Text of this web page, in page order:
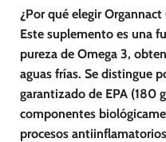
¿Por qué elegir
Este suplemento es una
pureza de Omega 3,
aguas frías. Se distingue
garantizado de EPA (180
componentes
procesos